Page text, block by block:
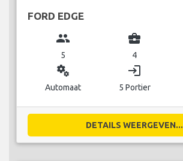
FORD EDGE
group
5
business_center
4
miscellaneous_services
Automaat
login
5 Portier
DETAILS WEERGEVEN...